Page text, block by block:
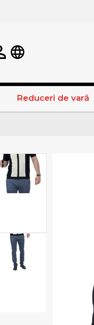
Reduceri de vară